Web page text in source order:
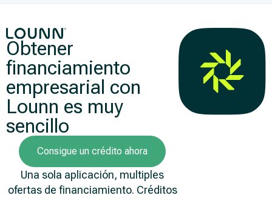
Obtener
financiamiento
empresarial con
Lounn es muy
sencillo
Consigue un crédito ahora
Una sola aplicación, multiples
ofertas de financiamiento. Créditos